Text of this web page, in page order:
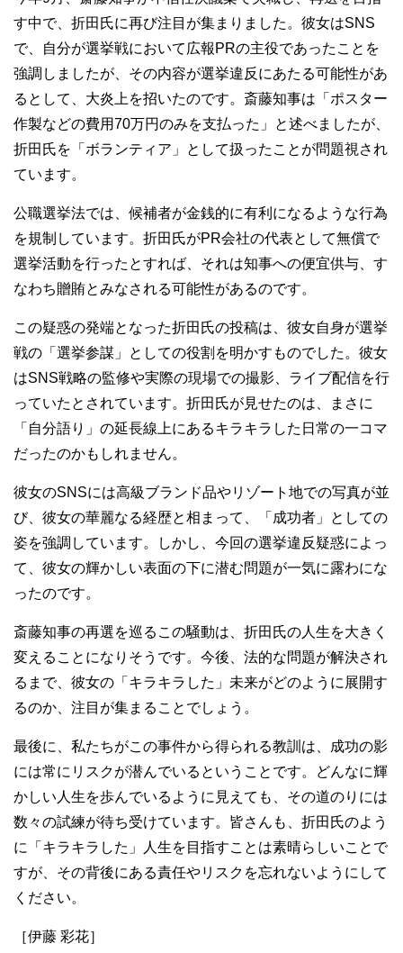
す中で、折田氏に再び注目が集まりました。彼女はSNS
で、自分が選挙戦において広報PRの主役であったことを
強調しましたが、その内容が選挙違反にあたる可能性があ
るとして、大炎上を招いたのです。斎藤知事は「ポスター
作製などの費用70万円のみを支払った」と述べましたが、
折田氏を「ボランティア」として扱ったことが問題視され
ています。
公職選挙法では、候補者が金銭的に有利になるような行為
を規制しています。折田氏がPR会社の代表として無償で
選挙活動を行ったとすれば、それは知事への便宜供与、す
なわち贈賄とみなされる可能性があるのです。
この疑惑の発端となった折田氏の投稿は、彼女自身が選挙
戦の「選挙参謀」としての役割を明かすものでした。彼女
はSNS戦略の監修や実際の現場での撮影、ライブ配信を行
っていたとされています。折田氏が見せたのは、まさに
「自分語り」の延長線上にあるキラキラした日常の一コマ
だったのかもしれません。
彼女のSNSには高級ブランド品やリゾート地での写真が並
び、彼女の華麗なる経歴と相まって、「成功者」としての
姿を強調しています。しかし、今回の選挙違反疑惑によっ
て、彼女の輝かしい表面の下に潜む問題が一気に露わにな
ったのです。
斎藤知事の再選を巡るこの騒動は、折田氏の人生を大きく
変えることになりそうです。今後、法的な問題が解決され
るまで、彼女の「キラキラした」未来がどのように展開す
るのか、注目が集まることでしょう。
最後に、私たちがこの事件から得られる教訓は、成功の影
には常にリスクが潜んでいるということです。どんなに輝
かしい人生を歩んでいるように見えても、その道のりには
数々の試練が待ち受けています。皆さんも、折田氏のよう
に「キラキラした」人生を目指すことは素晴らしいことで
すが、その背後にある責任やリスクを忘れないようにして
ください。
［伊藤 彩花］